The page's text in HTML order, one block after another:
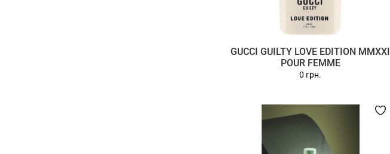
GUCCI GUILTY LOVE EDITION MMXXI
POUR FEMME
0 грн.